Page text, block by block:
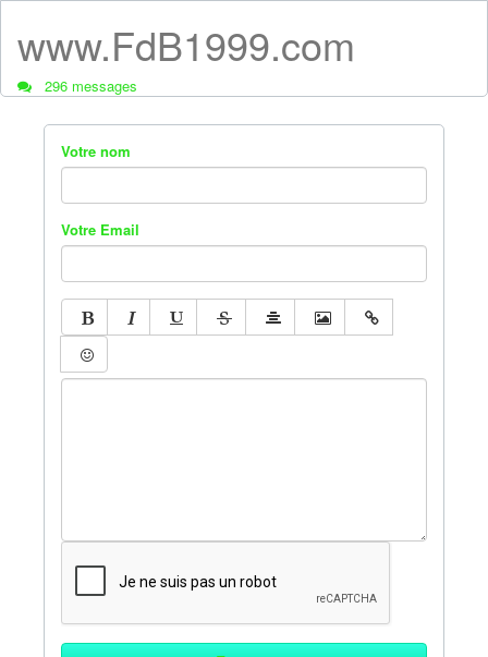
www.FdB1999.com
296 messages
Votre nom
Votre Email